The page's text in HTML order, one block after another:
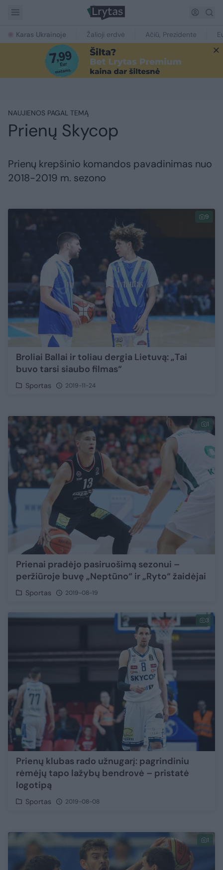
Karas Ukrainoje Žalioji erdvė Ačiū, Prezidente
NAUJIENOS PAGAL TEMĄ
Prienų Skycop
Prienų krepšinio komandos pavadinimas nuo
2018-2019 m. sezono
9
Broliai Ballai ir toliau dergia Lietuvą: „Tai
buvo tarsi siaubo filmas“
Sportas 2019-11-24
1
Prienai pradėjo pasiruošimą sezonui –
peržiūroje buvę „Neptūno“ ir „Ryto“ žaidėjai
Sportas 2019-08-19
3
Prienų klubas rado užnugarį: pagrindiniu
rėmėjų tapo lažybų bendrovė – pristatė
logotipą
Sportas 2019-08-08
1